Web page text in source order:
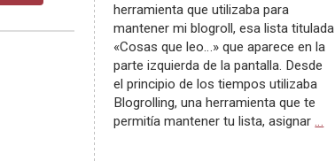
herramienta que utilizaba para
mantener mi blogroll, esa lista titulada
«Cosas que leo…» que aparece en la
parte izquierda de la pantalla. Desde
el principio de los tiempos utilizaba
Blogrolling, una herramienta que te
permitía mantener tu lista, asignar…